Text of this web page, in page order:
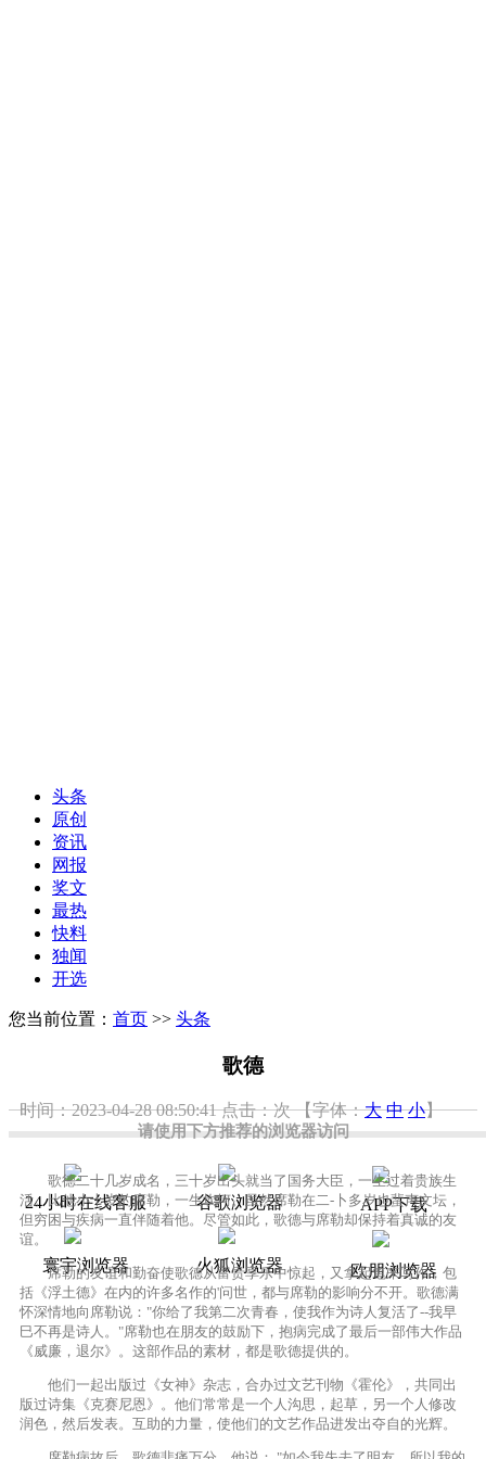
请使用下方推荐的浏览器访问
24小时在线客服 谷歌浏览器 APP下载
寰宇浏览器 火狐浏览器 欧朋浏览器
头条
原创
资讯
网报
奖文
最热
快料
独闻
开选
您当前位置： 首页 >> 头条
歌德
时间：2023-04-28 08:50:41点击：次 【字体：大 中 小】
歌德二十几岁成名，三十岁出头就当了国务大臣，一生过着贵族生
活。比他小十岁的席勒，一生坎坷。虽然席勒在二-卜多岁也蜚声文坛，
但穷困与疾病一直伴随着他。尽管如此，歌德与席勒却保持着真诚的友
谊。
席勒的友谊和勤奋使歌德从富贵享乐中惊起，又拿起笔来写作，包
括《浮土德》在内的许多名作的'问世，都与席勒的影响分不开。歌德满
怀深情地向席勒说："你给了我第二次青春，使我作为诗人复活了--我早
巳不再是诗人。"席勒也在朋友的鼓励下，抱病完成了最后一部伟大作品
《威廉，退尔》。这部作品的素材，都是歌德提供的。
他们一起出版过《女神》杂志，合办过文艺刊物《霍伦》，共同出
版过诗集《克赛尼恩》。他们常常是一个人沟思，起草，另一个人修改
润色，然后发表。互助的力量，使他们的文艺作品进发出夺自的光辉。